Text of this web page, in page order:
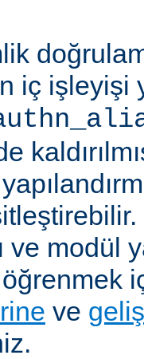
iç işleyişi
ve modül
ve